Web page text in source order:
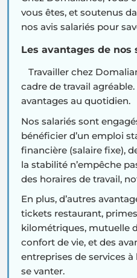
vous êtes, et soutenus
nos avis salariés pour
Les avantages de nos
Travailler chez
cadre de travail
avantages au quotidien.
Nos salariés sont
bénéficier d’un emploi
financière (salaire fixe),
la stabilité n’empêche
des horaires de travail,
En plus, d’autres
tickets restaurant, primes
kilométriques, mutuelle
confort de vie, et des
entreprises de services
se vanter.